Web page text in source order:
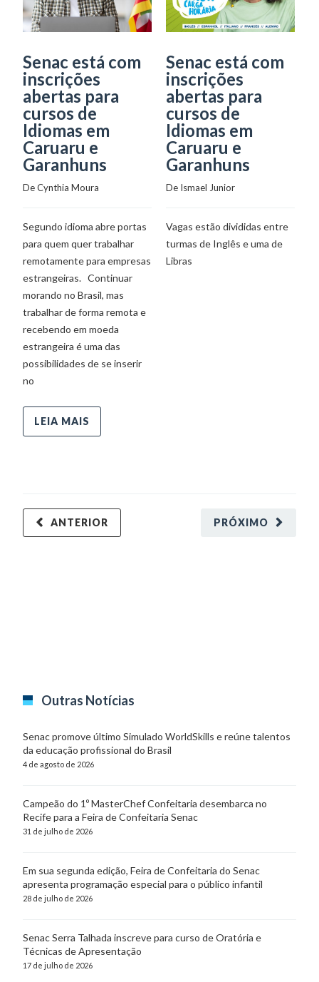
Senac está com
inscrições
abertas para
cursos de
Idiomas em
Caruaru e
Garanhuns
De Cynthia Moura
Segundo idioma abre portas
para quem quer trabalhar
remotamente para empresas
estrangeiras. Continuar
morando no Brasil, mas
trabalhar de forma remota e
recebendo em moeda
estrangeira é uma das
possibilidades de se inserir
no
LEIA MAIS
Senac está com
inscrições
abertas para
cursos de
Idiomas em
Caruaru e
Garanhuns
De Ismael Junior
Vagas estão divididas entre
turmas de Inglês e uma de
Libras
PRÓXIMO
ANTERIOR
Outras Notícias
Senac promove último Simulado WorldSkills e reúne talentos
da educação profissional do Brasil
4 de agosto de 2026
Campeão do 1º MasterChef Confeitaria desembarca no
Recife para a Feira de Confeitaria Senac
31 de julho de 2026
Em sua segunda edição, Feira de Confeitaria do Senac
apresenta programação especial para o público infantil
28 de julho de 2026
Senac Serra Talhada inscreve para curso de Oratória e
Técnicas de Apresentação
17 de julho de 2026